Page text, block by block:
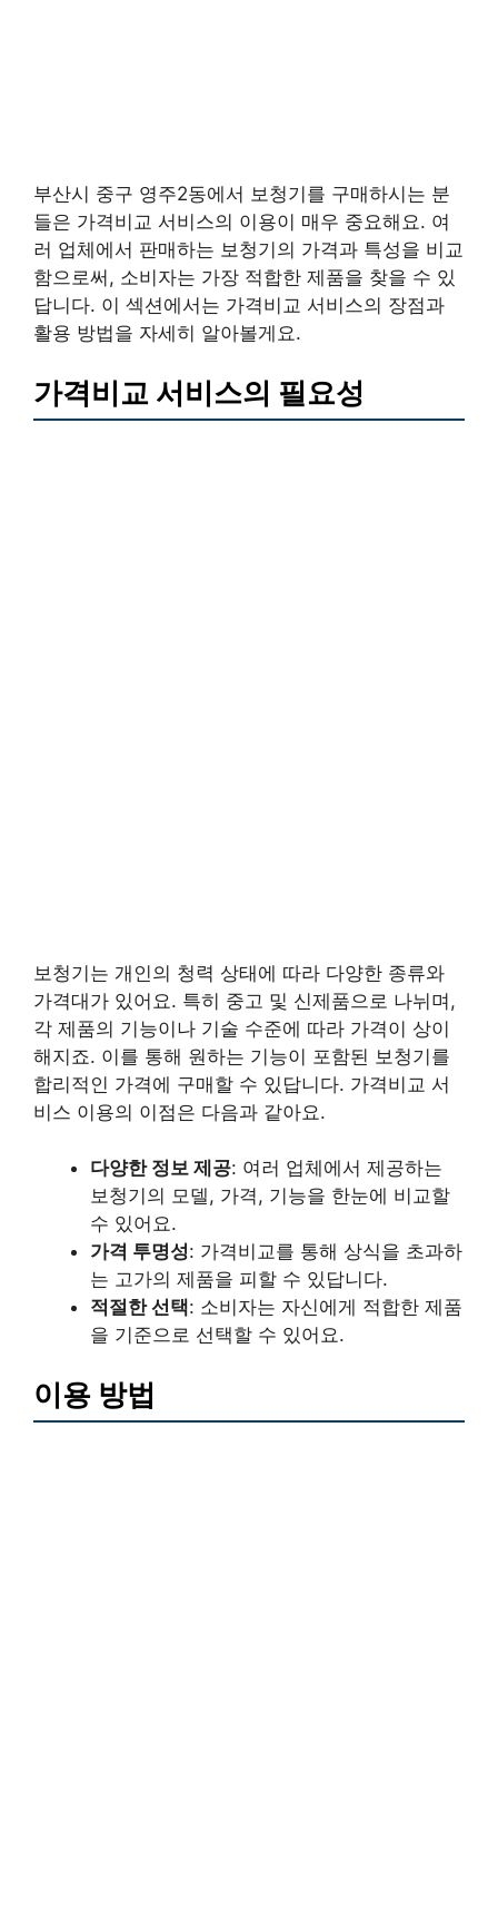
부산시 중구 영주2동에서 보청기를 구매하시는 분
들은 가격비교 서비스의 이용이 매우 중요해요. 여
러 업체에서 판매하는 보청기의 가격과 특성을 비교
함으로써, 소비자는 가장 적합한 제품을 찾을 수 있
답니다. 이 섹션에서는 가격비교 서비스의 장점과
활용 방법을 자세히 알아볼게요.
가격비교 서비스의 필요성
보청기는 개인의 청력 상태에 따라 다양한 종류와
가격대가 있어요. 특히 중고 및 신제품으로 나뉘며,
각 제품의 기능이나 기술 수준에 따라 가격이 상이
해지죠. 이를 통해 원하는 기능이 포함된 보청기를
합리적인 가격에 구매할 수 있답니다. 가격비교 서
비스 이용의 이점은 다음과 같아요.
다양한 정보 제공: 여러 업체에서 제공하는
보청기의 모델, 가격, 기능을 한눈에 비교할
수 있어요.
가격 투명성: 가격비교를 통해 상식을 초과하
는 고가의 제품을 피할 수 있답니다.
적절한 선택: 소비자는 자신에게 적합한 제품
을 기준으로 선택할 수 있어요.
이용 방법